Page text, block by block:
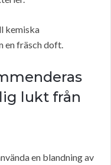
kemiska
en fräsch doft.
lukt från
en blandning av